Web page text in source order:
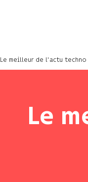
Le meilleur de l'actu
Le